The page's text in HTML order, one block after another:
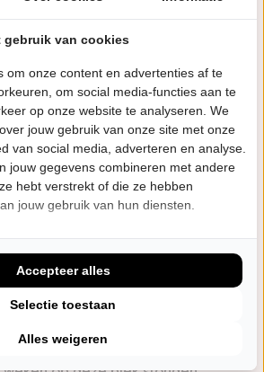
superster zelf het podium
hij zijn sporen al ruimschoots
van platen van onder anderen
Flo Rida en CeeLo Green. Hij zette
in zijn schaduw met eigen
en high-voltageoptredens. Het
zijn show in de pauze van de
miljoen tv-kijkers. Dat hij nog
de bijzondere mijlpaal die hij dit
oude record was in handen van
gebruik van cookies
om onze content en advertenties af te
om social media-functies aan te
op onze website te analyseren. We
jouw gebruik van onze site met onze
van social media, adverteren en analyse.
jouw gegevens combineren met andere
hebt verstrekt of die ze hebben
jouw gebruik van hun diensten.
Alles weigeren
Selectie toestaan
Accepteer alles